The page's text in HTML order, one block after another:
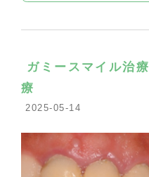
ガミースマイル治療
療
2025-05-14